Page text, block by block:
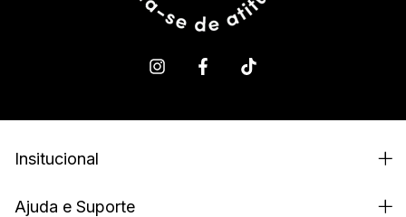
Insitucional
Ajuda e Suporte